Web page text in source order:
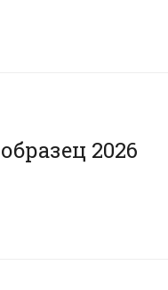
2026